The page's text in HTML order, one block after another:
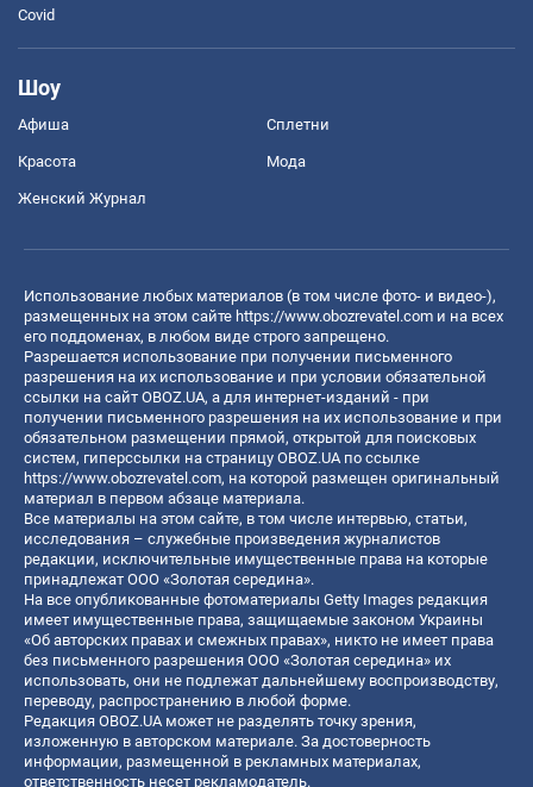
Covid
Шоу
Афиша Сплетни
Красота Мода
Женский Журнал
Использование любых материалов (в том числе фото- и видео-),
размещенных на этом сайте https://www.obozrevatel.com и на всех
его поддоменах, в любом виде строго запрещено.
Разрешается использование при получении письменного
разрешения на их использование и при условии обязательной
ссылки на сайт OBOZ.UA, а для интернет-изданий - при
получении письменного разрешения на их использование и при
обязательном размещении прямой, открытой для поисковых
систем, гиперссылки на страницу OBOZ.UA по ссылке
https://www.obozrevatel.com, на которой размещен оригинальный
материал в первом абзаце материала.
Все материалы на этом сайте, в том числе интервью, статьи,
исследования – служебные произведения журналистов
редакции, исключительные имущественные права на которые
принадлежат ООО «Золотая середина».
На все опубликованные фотоматериалы Getty Images редакция
имеет имущественные права, защищаемые законом Украины
«Об авторских правах и смежных правах», никто не имеет права
без письменного разрешения ООО «Золотая середина» их
использовать, они не подлежат дальнейшему воспроизводству,
переводу, распространению в любой форме.
Редакция OBOZ.UA может не разделять точку зрения,
изложенную в авторском материале. За достоверность
информации, размещенной в рекламных материалах,
ответственность несет рекламодатель.